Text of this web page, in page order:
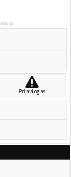
Prijavi oglas